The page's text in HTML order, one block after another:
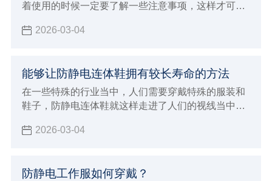
着使用的时候一定要了解一些注意事项，这样才可以
2026-03-04
能够让防静电连体鞋拥有较长寿命的方法
在一些特殊的行业当中，人们需要穿戴特殊的服装和
鞋子，防静电连体鞋就这样走进了人们的视线当中，
以自然希望它能够有较长的使用寿命，那么如何才能
2026-03-04
防静电工作服如何穿戴？